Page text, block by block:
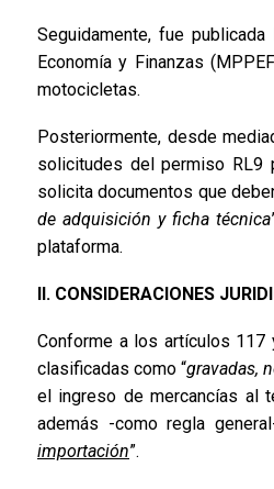
Seguidamente, fue publicada
Economía y Finanzas
motocicletas.
Posteriormente, desde
solicitudes del permiso RL9
solicita documentos que
de adquisición y ficha técnica
plataforma.
II. CONSIDERACIONES
Conforme a los artículos 117
clasificadas como “gravadas,
el ingreso de mercancías al
además -como regla
importación”.